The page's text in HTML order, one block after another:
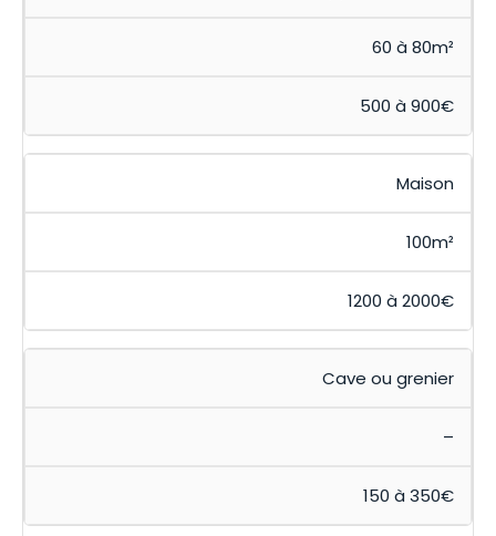
60 à 80m²
500 à 900€
Maison
100m²
1200 à 2000€
Cave ou grenier
–
150 à 350€